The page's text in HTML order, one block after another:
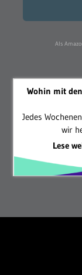
Als
Wohin mit
Jedes
wir
Lese